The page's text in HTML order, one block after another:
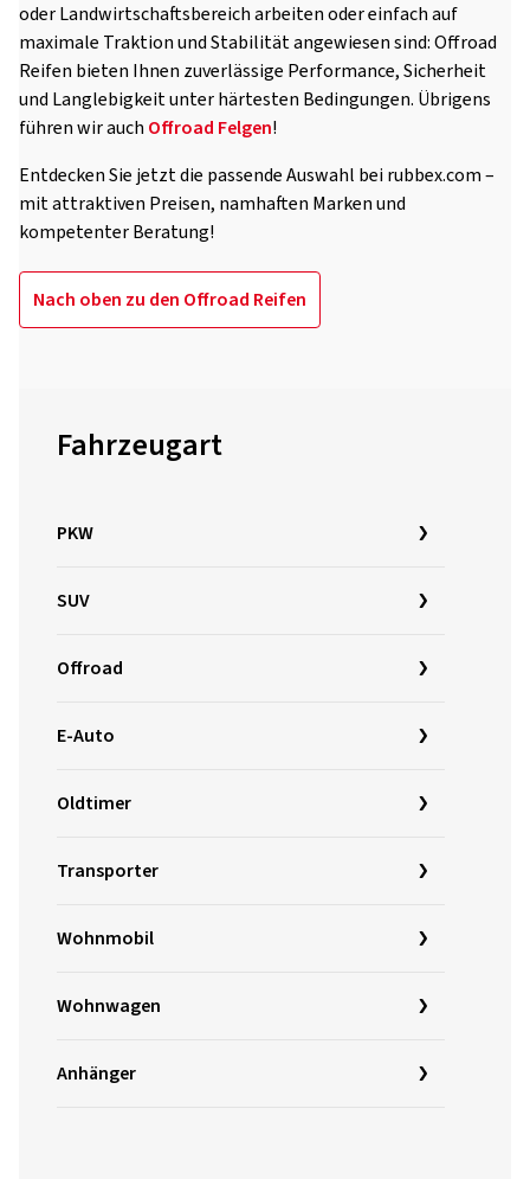
oder Landwirtschaftsbereich arbeiten oder einfach auf
maximale Traktion und Stabilität angewiesen sind: Offroad
Reifen bieten Ihnen zuverlässige Performance, Sicherheit
und Langlebigkeit unter härtesten Bedingungen. Übrigens
führen wir auch Offroad Felgen!
Entdecken Sie jetzt die passende Auswahl bei rubbex.com –
mit attraktiven Preisen, namhaften Marken und
kompetenter Beratung!
Nach oben zu den Offroad Reifen
Fahrzeugart
PKW
SUV
Offroad
E-Auto
Oldtimer
Transporter
Wohnmobil
Wohnwagen
Anhänger